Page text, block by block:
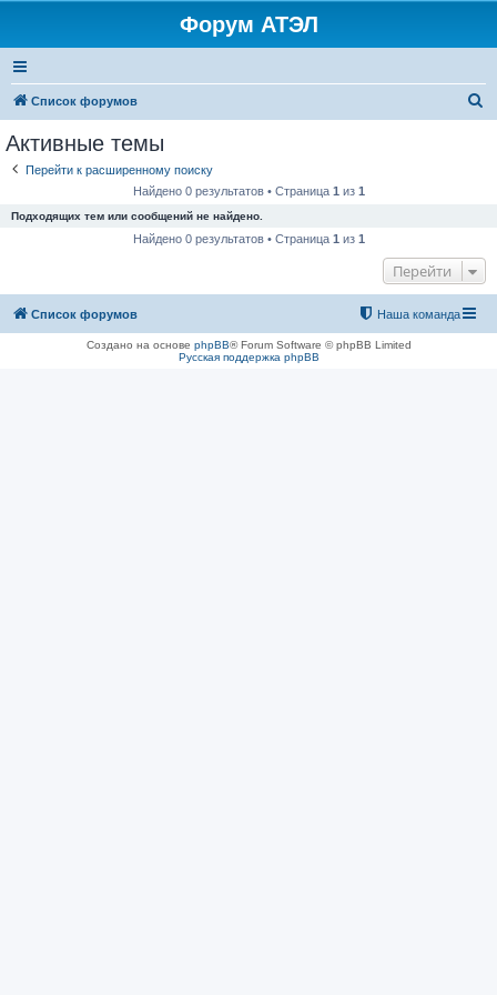
Форум АТЭЛ
Список форумов
Активные темы
Перейти к расширенному поиску
Найдено 0 результатов • Страница 1 из 1
Подходящих тем или сообщений не найдено.
Найдено 0 результатов • Страница 1 из 1
Перейти
Список форумов Наша команда
Создано на основе phpBB® Forum Software © phpBB Limited
Русская поддержка phpBB